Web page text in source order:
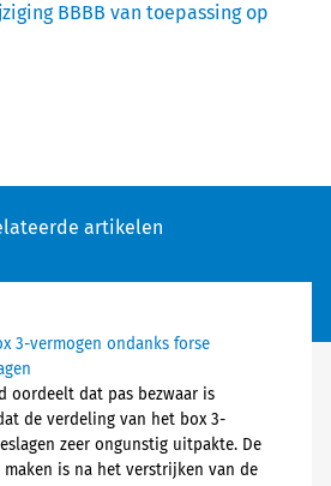
BBBB van toepassing op
artikelen
3-vermogen ondanks forse
oordeelt dat pas bezwaar is
de verdeling van het box 3-
zeer ongunstig uitpakte. De
maken is na het verstrijken van de